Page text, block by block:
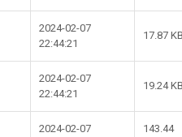
2024-02-07
22:44:21
17.87
2024-02-07
22:44:21
19.24
2024-02-07
143.44